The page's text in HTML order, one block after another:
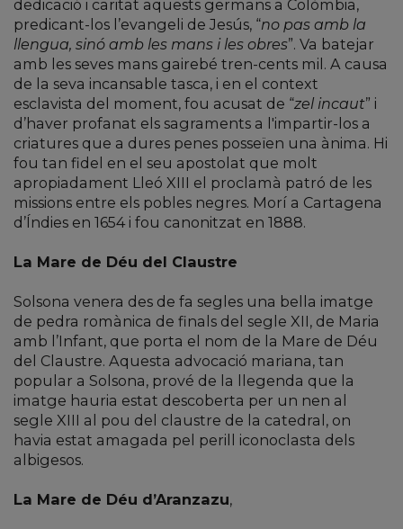
dedicació i caritat aquests germans a Colòmbia,
predicant-los l’evangeli de Jesús, “no pas amb la
llengua, sinó amb les mans i les obres”. Va batejar
amb les seves mans gairebé tren-cents mil. A causa
de la seva incansable tasca, i en el context
esclavista del moment, fou acusat de “zel incaut” i
d’haver profanat els sagraments a l'impartir-los a
criatures que a dures penes posseïen una ànima. Hi
fou tan fidel en el seu apostolat que molt
apropiadament Lleó XIII el proclamà patró de les
missions entre els pobles negres. Morí a Cartagena
d’Índies en 1654 i fou canonitzat en 1888.
La Mare de Déu del Claustre
Solsona venera des de fa segles una bella imatge
de pedra romànica de finals del segle XII, de Maria
amb l’Infant, que porta el nom de la Mare de Déu
del Claustre. Aquesta advocació mariana, tan
popular a Solsona, prové de la llegenda que la
imatge hauria estat descoberta per un nen al
segle XIII al pou del claustre de la catedral, on
havia estat amagada pel perill iconoclasta dels
albigesos.
La Mare de Déu d’Aranzazu,